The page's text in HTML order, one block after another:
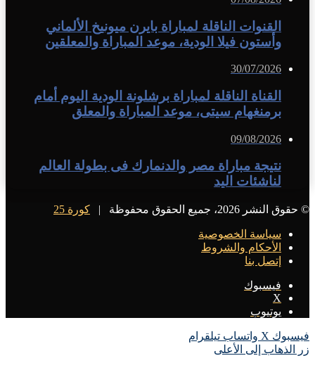
القنوات الناقلة لمباراة بايرن ميونيخ الألماني
وأستون فيلا الودية، موعد المباراة والمعلقين
30/07/2026
القناة الناقلة لمباراة برشلونة الودية اليوم أمام
برمنغهام سيتى، موعد المباراة والمعلق
09/08/2026
نتيجة مباراة مصر والدنمارك فى بطولة العالم
لناشئات اليد
© حقوق النشر 2026، جميع الحقوق محفوظة | كورة 25
سياسة الخصوصية
الأحكام والشروط
إتصل بنا
فيسبوك
X
يوتيوب
فيسبوك X واتساب تيلقرام
زر الذهاب إلى الأعلى